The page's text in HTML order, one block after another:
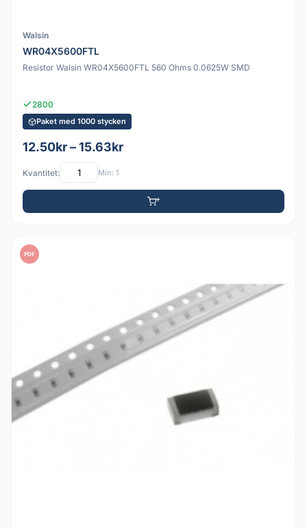
Walsin
WR04X5600FTL
Resistor Walsin WR04X5600FTL 560 Ohms 0.0625W SMD
2800
Paket med 1000 stycken
12.50kr – 15.63kr
Kvantitet: Min: 1
PDF